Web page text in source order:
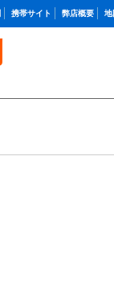
携帯サイト 弊店概要 地